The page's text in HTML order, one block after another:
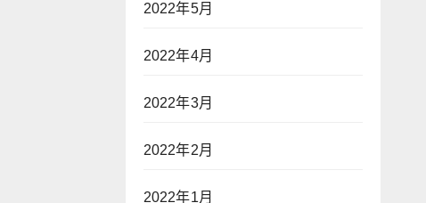
2022年5月
2022年4月
2022年3月
2022年2月
2022年1月